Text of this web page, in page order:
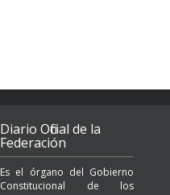
Diario Oficial de la
Federación
Es el órgano del Gobierno
Constitucional de los